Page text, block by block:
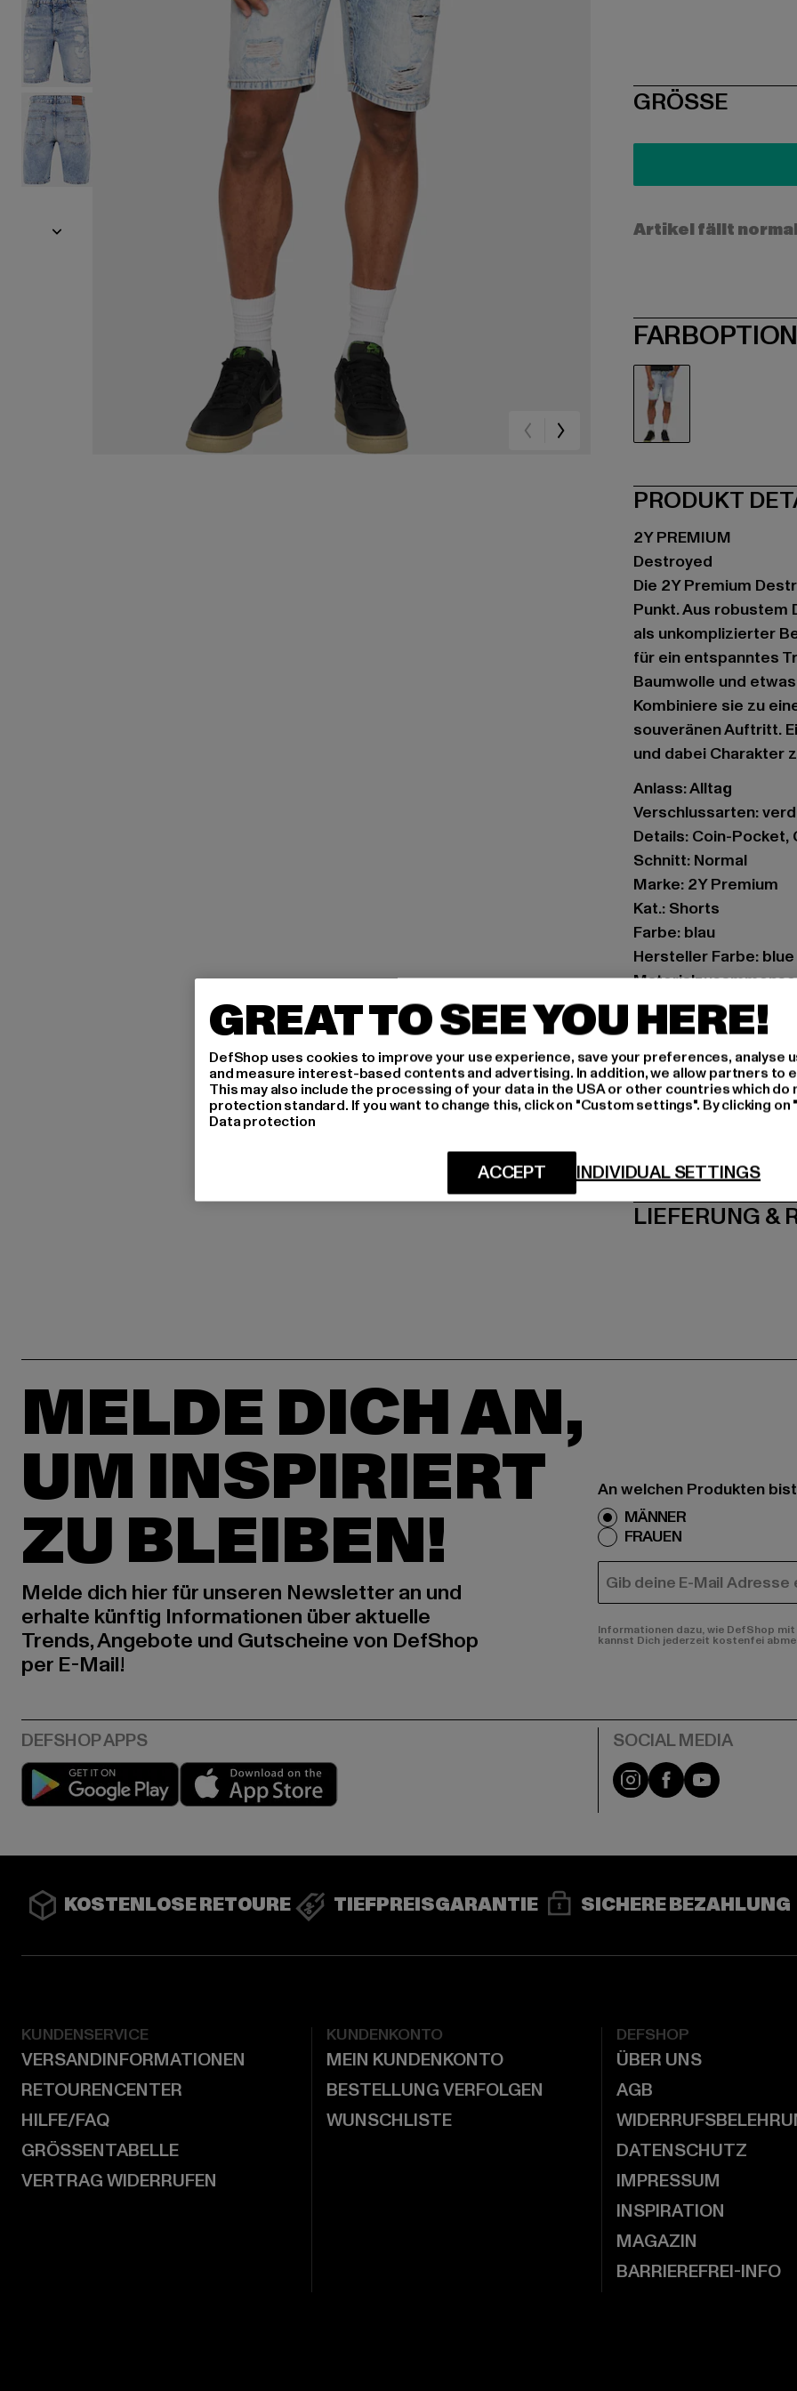
SIZE
GRÖSSE
Artikel fällt
PRODUKT
2Y PREMIUM
Destroyed
Die 2Y Premium
Punkt. Aus
als unkomplizierter
für ein entspanntes
Baumwolle und
Kombiniere sie zu
souveränen Auftritt.
und dabei Charakter
Anlass: Alltag
Verschlussarten:
Details: Coin-Pocket,
Schnitt: Normal
Marke: 2Y Premium
Kat.: Shorts
Farbe: blau
Hersteller Farbe: blue
Art.Nr: YY0076-00064
Hersteller: 2Y
Hollefeldstraße 16 |
LIEFERUNG &
MELDE DICH AN,
UM INSPIRIERT
ZU BLEIBEN!
Melde dich hier für unseren Newsletter an und
erhalte künftig Informationen über aktuelle
Trends, Angebote und Gutscheine von DefShop
per E-Mail!
An welchen Produkten
MÄNNER
FRAUEN
E-MAIL
Informationen dazu, wie DefShop
kannst Dich jederzeit kostenfei
Play market Instagram
FacebookYouTube
KOSTENLOSE RETOURE TIEFPREISGARANTIE SICHERE BEZAHLUNG
KUNDENSERVICE
VERSANDINFORMATIONEN
RETOURENCENTER
HILFE/FAQ
GRÖSSENTABELLE
VERTRAG WIDERRUFEN
KUNDENKONTO
MEIN KUNDENKONTO
BESTELLUNG VERFOLGEN
WUNSCHLISTE
DEFSHOP
ÜBER UNS
AGB
DATENSCHUTZ
IMPRESSUM
INSPIRATION
MAGAZIN
BARRIEREFREI-INFO
GREAT TO SEE YOU HERE!
DefShop uses cookies to improve your use experience, save your preferences, analyse
and measure interest-based contents and advertising. In addition, we allow partners to
This may also include the processing of your data in the USA or other countries which do
protection standard. If you want to change this, click on "Custom settings". By clicking
Data protection
INDIVIDUAL SETTINGS
ACCEPT